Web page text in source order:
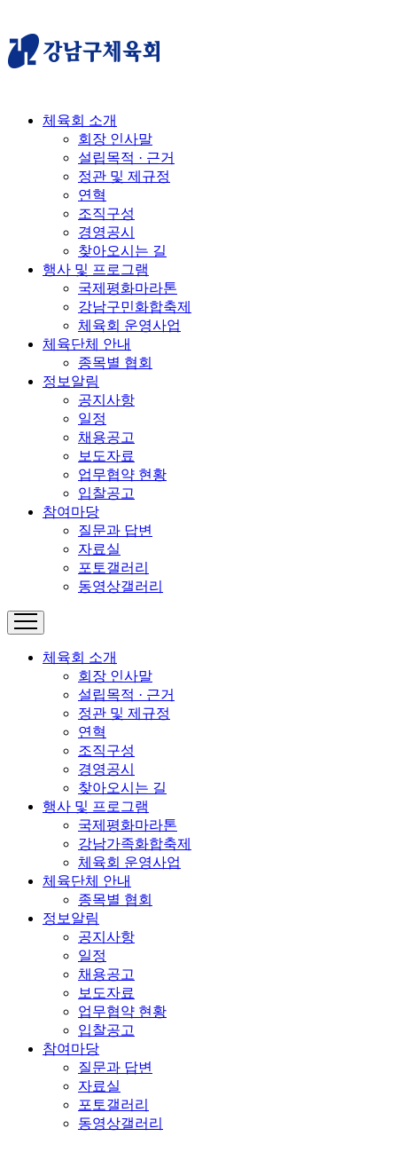
체육회 소개
회장 인사말
설립목적 · 근거
정관 및 제규정
연혁
조직구성
경영공시
찾아오시는 길
행사 및 프로그램
국제평화마라톤
강남구민화합축제
체육회 운영사업
체육단체 안내
종목별 협회
정보알림
공지사항
일정
채용공고
보도자료
업무협약 현황
입찰공고
참여마당
질문과 답변
자료실
포토갤러리
동영상갤러리
체육회 소개
회장 인사말
설립목적 · 근거
정관 및 제규정
연혁
조직구성
경영공시
찾아오시는 길
행사 및 프로그램
국제평화마라톤
강남가족화합축제
체육회 운영사업
체육단체 안내
종목별 협회
정보알림
공지사항
일정
채용공고
보도자료
업무협약 현황
입찰공고
참여마당
질문과 답변
자료실
포토갤러리
동영상갤러리